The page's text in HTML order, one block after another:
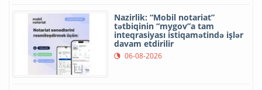
Nazirlik: “Mobil notariat”
tətbiqinin “mygov”a tam
inteqrasiyası istiqamətində işlər
davam etdirilir
06-08-2026